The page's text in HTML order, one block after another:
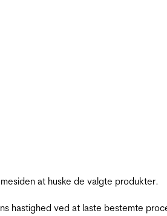
at huske de valgte produkter.
hastighed ved at laste bestemte